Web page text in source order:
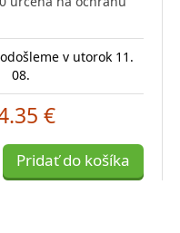
v utorok 11.
08.
€
Pridať do košíka